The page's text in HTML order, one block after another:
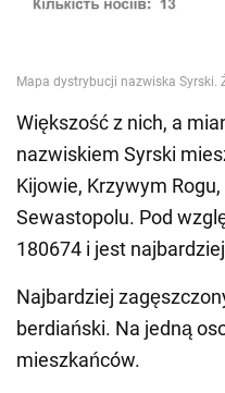
Większość z nich, a
nazwiskiem Syrski
Kijowie, Krzywym
Sewastopolu. Pod
180674 i jest
Najbardziej
berdiański. Na jedną
mieszkańców.